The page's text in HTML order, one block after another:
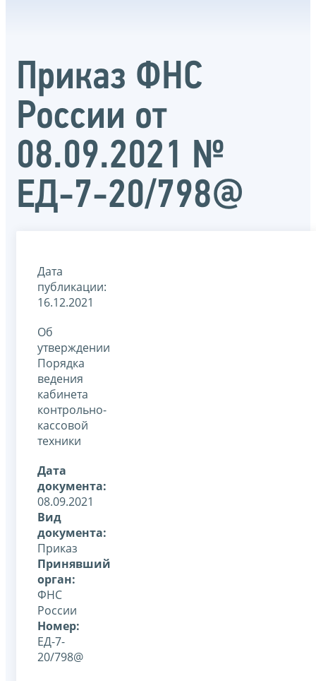
Приказ ФНС
России от
08.09.2021 №
ЕД-7-20/798@
Дата
публикации:
16.12.2021
Об
утверждении
Порядка
ведения
кабинета
контрольно-
кассовой
техники
Дата
документа:
08.09.2021
Вид
документа:
Приказ
Принявший
орган:
ФНС
России
Номер:
ЕД-7-
20/798@